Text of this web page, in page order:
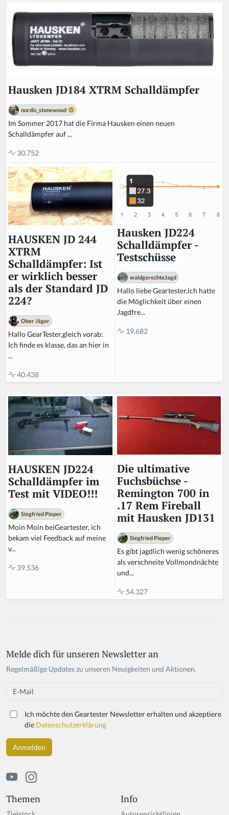
Hausken JD184 XTRM Schalldämpfer
nordic_stonewood
Im Sommer 2017 hat die Firma Hausken einen neuen
Schalldämpfer auf ...
30.752
HAUSKEN JD 244
XTRM
Schalldämpfer: Ist
er wirklich besser
als der Standard JD
224?
Ober Jäger
Hallo GearTester,gleich vorab:
Ich finde es klasse, das an hier in
...
40.438
Hausken JD224
Schalldämpfer -
Testschüsse
waldgerechteJagd
Hallo liebe Geartester,ich hatte
die Möglichkeit über einen
Jagdfre...
19.682
HAUSKEN JD224
Schalldämpfer im
Test mit VIDEO!!!
Siegfried Pieper
Moin Moin beiGeartester, ich
bekam viel Feedback auf meine
v...
39.536
Die ultimative
Fuchsbüchse -
Remington 700 in
.17 Rem Fireball
mit Hausken JD131
Siegfried Pieper
Es gibt jagdlich wenig schöneres
als verschneite Vollmondnächte
und...
54.327
Themen Info
Melde dich für unseren Newsletter an
Regelmäßige Updates zu unseren Neuigkeiten und Aktionen.
Email
Ich möchte den Geartester Newsletter erhalten und akzeptiere
die Datenschutzerklärung